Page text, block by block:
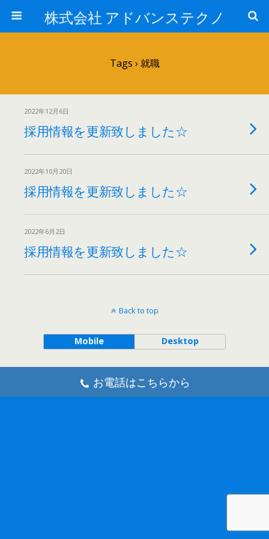
株式会社 アドバンステクノ
Tags › 就職
2022年12月6日
採用情報を更新致しました☆
2022年10月20日
採用情報を更新致しました☆
2022年6月2日
採用情報を更新致しました☆
Back to top
Mobile Desktop
お電話はこちらから